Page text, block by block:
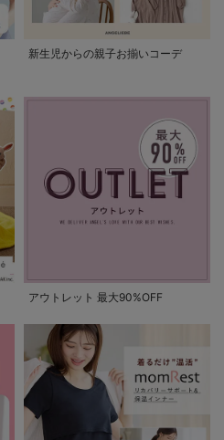
新生児からの親子お揃いコーデ
アウトレット 最大90%OFF